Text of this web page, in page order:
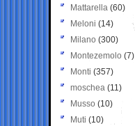
Mattarella (60)
Meloni (14)
Milano (300)
Montezemolo (7)
Monti (357)
moschea (11)
Musso (10)
Muti (10)